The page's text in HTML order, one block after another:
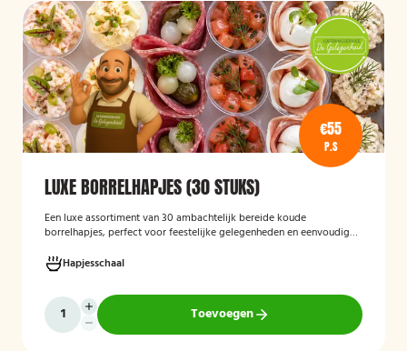
€55
P.S
LUXE BORRELHAPJES (30 STUKS)
Een luxe assortiment van 30 ambachtelijk bereide koude
borrelhapjes, perfect voor feestelijke gelegenheden en eenvoudig
Hapjesschaal
Toevoegen